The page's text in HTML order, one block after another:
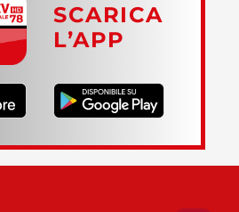
SCARICA
L’APP